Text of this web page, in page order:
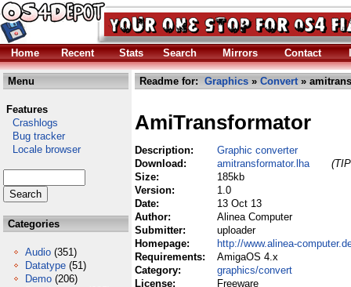
Home Recent Stats Search Mirrors Contact
Menu
Features
Crashlogs
Bug tracker
Locale browser
Categories
Audio (351)
Datatype (51)
Demo (206)
Readme for: Graphics » Convert»
AmiTransformator
Description:
Graphic converter
Download:
amitransformator.lha
Size:
185kb
Version:
1.0
Date:
13 Oct 13
Author:
Alinea Computer
Submitter:
uploader
Homepage:
http://www.alinea-
Requirements:
AmigaOS 4.x
Category:
graphics/convert
License:
Freeware